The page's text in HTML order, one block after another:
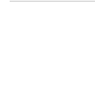
テンツも多数ご